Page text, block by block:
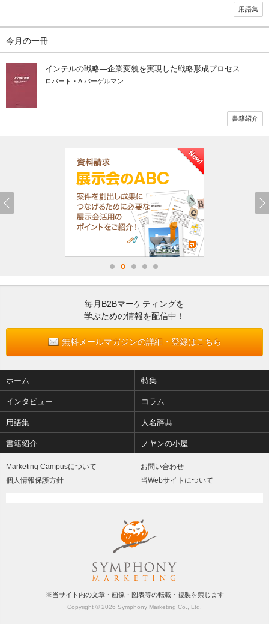
用語集
今月の一冊
インテルの戦略―企業変貌を実現した戦略形成プロセス
ロバート・A.バーゲルマン
書籍紹介
毎月B2Bマーケティングを
学ぶための情報を配信中！
無料メールマガジンの詳細・登録はこちら
ホーム 特集
インタビュー コラム
用語集 人名辞典
書籍紹介 ノヤンの小屋
Marketing Campusについて
お問い合わせ
個人情報保護方針
当Webサイトについて
※当サイト内の文章・画像・図表等の転載・複製を禁じます
Copyright © 2026 Symphony Marketing Co., Ltd.